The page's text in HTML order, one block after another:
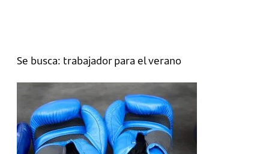
Se busca: trabajador para el verano